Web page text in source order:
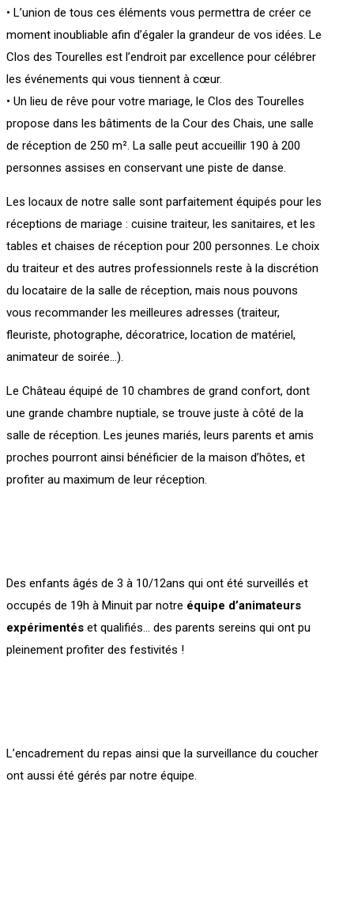
• L’union de tous ces éléments vous permettra de créer ce
moment inoubliable afin d’égaler la grandeur de vos idées. Le
Clos des Tourelles est l’endroit par excellence pour célébrer
les événements qui vous tiennent à cœur.
• Un lieu de rêve pour votre mariage, le Clos des Tourelles
propose dans les bâtiments de la Cour des Chais, une salle
de réception de 250 m². La salle peut accueillir 190 à 200
personnes assises en conservant une piste de danse.
Les locaux de notre salle sont parfaitement équipés pour les
réceptions de mariage : cuisine traiteur, les sanitaires, et les
tables et chaises de réception pour 200 personnes. Le choix
du traiteur et des autres professionnels reste à la discrétion
du locataire de la salle de réception, mais nous pouvons
vous recommander les meilleures adresses (traiteur,
fleuriste, photographe, décoratrice, location de matériel,
animateur de soirée…).
Le Château équipé de 10 chambres de grand confort, dont
une grande chambre nuptiale, se trouve juste à côté de la
salle de réception. Les jeunes mariés, leurs parents et amis
proches pourront ainsi bénéficier de la maison d’hôtes, et
profiter au maximum de leur réception.
Des enfants âgés de 3 à 10/12ans qui ont été surveillés et
occupés de 19h à Minuit par notre équipe d’animateurs
expérimentés et qualifiés… des parents sereins qui ont pu
pleinement profiter des festivités !
L’encadrement du repas ainsi que la surveillance du coucher
ont aussi été gérés par notre équipe.